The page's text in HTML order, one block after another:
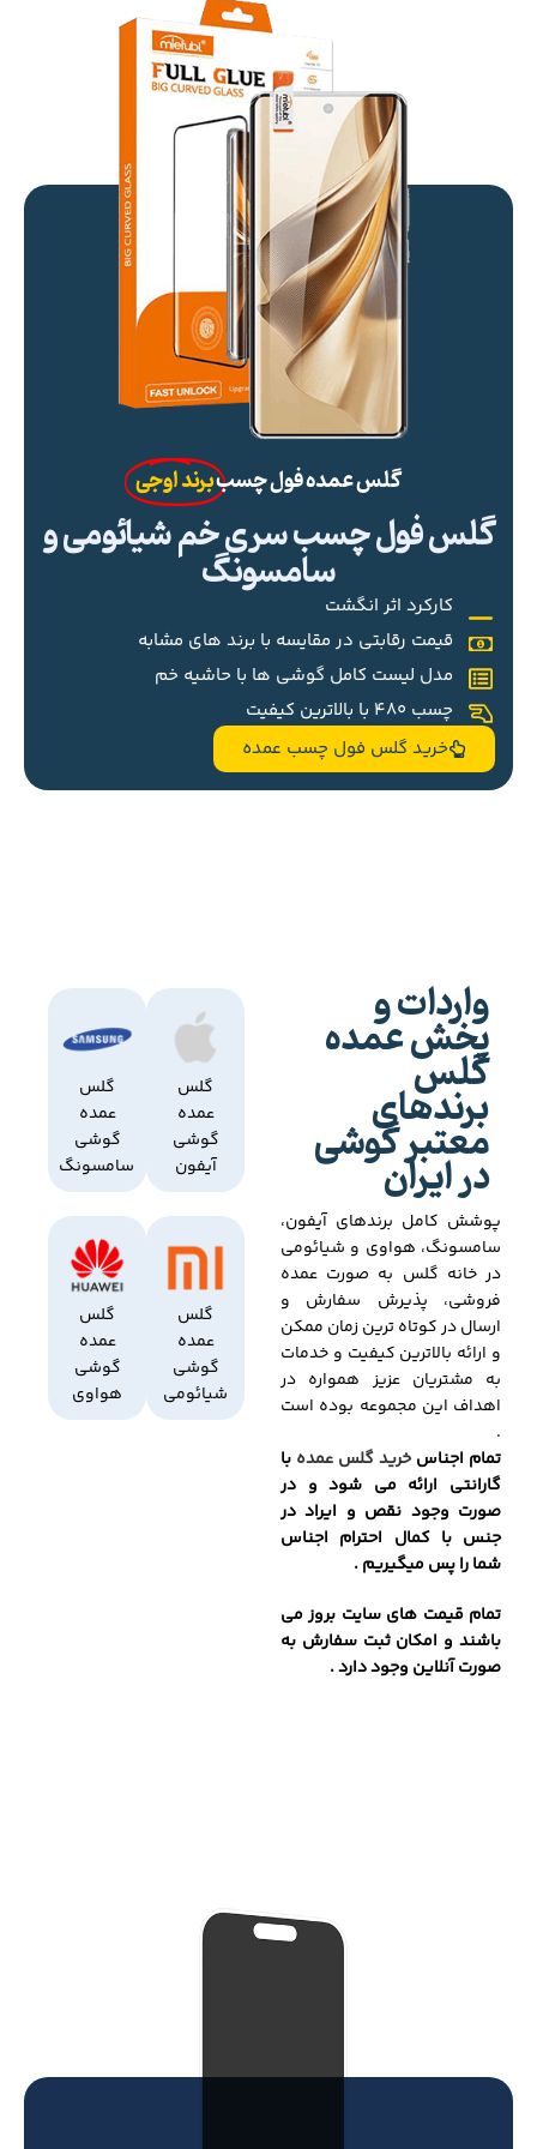
گلس عمده فول چسببرند اوجی
گلس فول چسب سری خم شیائومی و
سامسونگ
کارکرد اثر انگشت
قیمت رقابتی در مقایسه با برند های مشابه
مدل لیست کامل گوشی ها با حاشیه خم
چسب 480 با بالاترین کیفیت
خرید گلس فول چسب عمده
واردات و
پخش عمده
گلس
برندهای
معتبر گوشی
در ایران
پوشش کامل برندهای آیفون،
سامسونگ، هواوی و شیائومی
در خانه گلس به صورت عمده
فروشی، پذیرش سفارش و
ارسال در کوتاه ترین زمان ممکن
و ارائه بالاترین کیفیت و خدمات
به مشتریان عزیز همواره در
اهداف این مجموعه بوده است
.
تمام اجناسخرید گلس عمده با
گارانتی ارائه می شود و در
صورت وجود نقص و ایراد در
جنس با کمال احترام اجناس
شما را پس میگیریم .
تمام قیمت های سایت بروز می
باشند و امکان ثبت سفارش به
صورت آنلاین وجود دارد .
گلس
عمده
گوشی
آیفون
گلس
عمده
گوشی
سامسونگ
گلس
عمده
گوشی
شیائومی
گلس
عمده
گوشی
هواوی